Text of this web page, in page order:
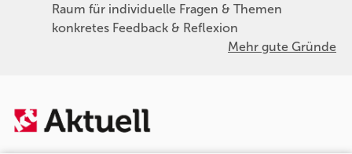
Raum für individuelle Fragen & Themen
konkretes Feedback & Reflexion
Mehr gute Gründe